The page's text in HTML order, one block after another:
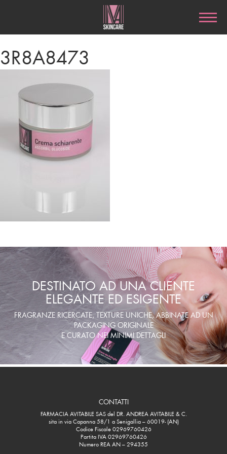
3R8A8473
DESTINATO AD UNA CLIENTE
ELEGANTE ED ESIGENTE
FRAGRANZE RICERCATE, TEXTURE UNICHE, ABBINATE AD UN
PACKAGING ORIGINALE
E CURATO NEI MINIMI DETTAGLI
CONTATTI
FARMACIA AVITABILE SAS del DR. ANDREA AVITABILE & C.
sita in via Capanna 58/1 a Senigallia – 60019- (AN)
Codice Fiscale 02969760426
Partita IVA 02969760426
Numero REA AN – 294355